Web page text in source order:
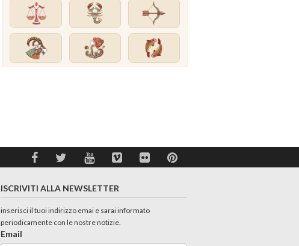
ISCRIVITI ALLA NEWSLETTER
inserisci il tuoi indirizzo emai e sarai informato
periodicamente con le nostre notizie.
Email